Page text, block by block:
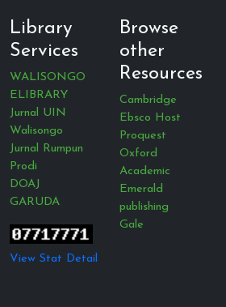
Library
Services
WALISONGO
ELIBRARY
Jurnal UIN
Walisongo
Jurnal Rumpun
Prodi
DOAJ
GARUDA
View Stat Detail
Browse
other
Resources
Cambridge
Ebsco Host
Proquest
Oxford
Academic
Emerald
publishing
Gale